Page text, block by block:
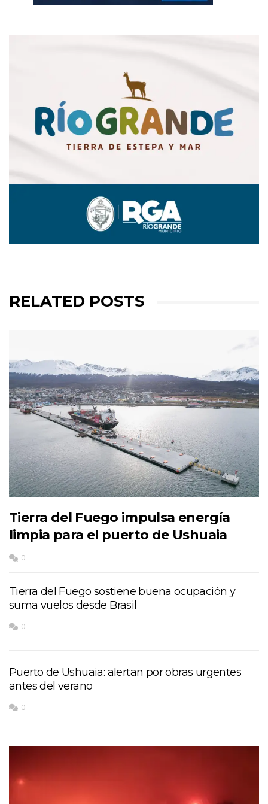
RELATED POSTS
Tierra del Fuego impulsa energía
limpia para el puerto de Ushuaia
0
Tierra del Fuego sostiene buena ocupación y
suma vuelos desde Brasil
0
Puerto de Ushuaia: alertan por obras urgentes
antes del verano
0